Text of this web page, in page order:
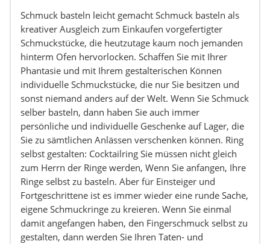
Schmuck basteln leicht gemacht Schmuck basteln als
kreativer Ausgleich zum Einkaufen vorgefertigter
Schmuckstücke, die heutzutage kaum noch jemanden
hinterm Ofen hervorlocken. Schaffen Sie mit Ihrer
Phantasie und mit Ihrem gestalterischen Können
individuelle Schmuckstücke, die nur Sie besitzen und
sonst niemand anders auf der Welt. Wenn Sie Schmuck
selber basteln, dann haben Sie auch immer
persönliche und individuelle Geschenke auf Lager, die
Sie zu sämtlichen Anlässen verschenken können. Ring
selbst gestalten: Cocktailring Sie müssen nicht gleich
zum Herrn der Ringe werden, Wenn Sie anfangen, Ihre
Ringe selbst zu basteln. Aber für Einsteiger und
Fortgeschrittene ist es immer wieder eine runde Sache,
eigene Schmuckringe zu kreieren. Wenn Sie einmal
damit angefangen haben, den Fingerschmuck selbst zu
gestalten, dann werden Sie Ihren Taten- und